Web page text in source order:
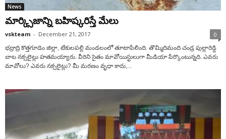
News
మార్క్సిజాన్ని బహిష్కరిస్తే మేలు
vskteam - December 21, 2017 0
భద్రాద్రి కొత్తగూడెం జిల్లా, టేకులపల్లి మండలంలో తూటాపేలింది. తొమ్మిదిమంది చండ్ర పుల్లారెడ్డి
బాట నక్సలైట్లు హతమయ్యారు. వీరిని సైతం మావోయిస్టులుగా మీడియా పేర్కొంటున్నది. ఎవరు
మావోలు? ఎవరు నక్సలైట్లు? మీ మరణం వృధా కాదు,...